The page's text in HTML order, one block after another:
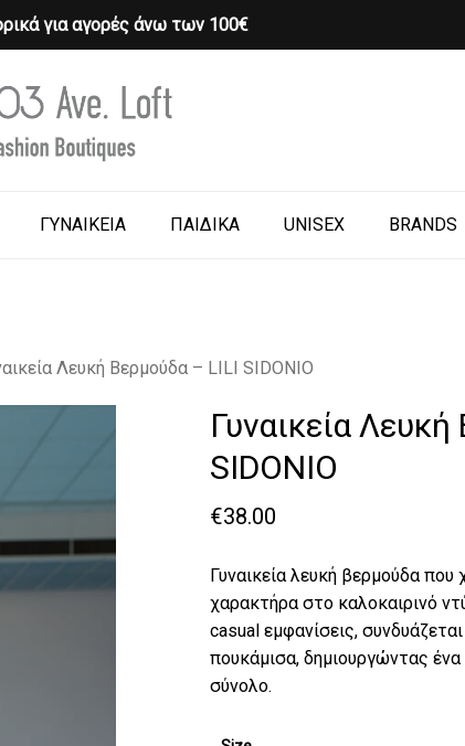
για αγορές άνω των 100€
ΓΥΝΑΙΚΕΙΑ ΠΑΙΔΙΚΑ UNISEX BRANDS
Cart
Λευκή Βερμούδα – LILI SIDONIO
Γυναικεία
SIDONIO
€38.00
Γυναικεία λευκή βερμούδα που
χαρακτήρα στο καλοκαιρινό
casual εμφανίσεις,
πουκάμισα, δημιουργώντας
σύνολο.